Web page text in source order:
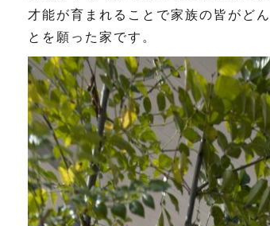
才能が育まれることで家族の皆がど
とを願った家です。